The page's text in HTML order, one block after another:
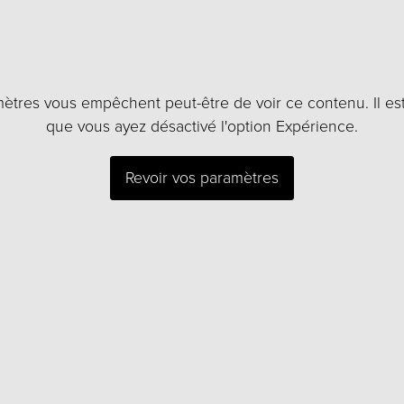
vous empêchent peut-être de voir ce contenu. Il
que vous ayez désactivé l'option Expérience.
Revoir vos paramètres
Afin que notre
site web
fonctionne de
manière
optimale